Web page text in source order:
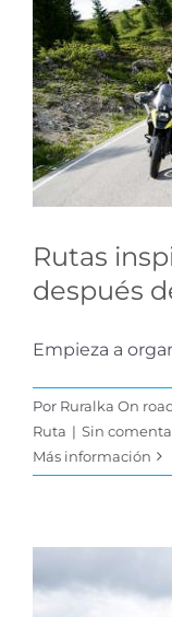
Rutas
Rutas
después
Empieza a
Por Ruralka On
Ruta | Sin
Más información